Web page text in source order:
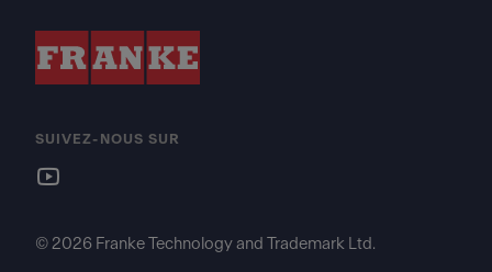
SUIVEZ-NOUS SUR
© 2026 Franke Technology and Trademark Ltd.